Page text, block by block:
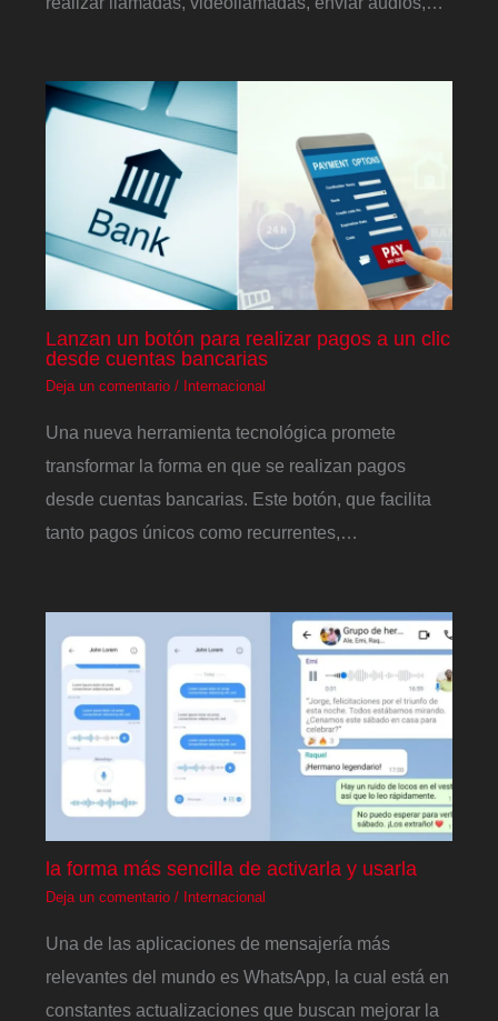
Lanzan un botón para realizar pagos a un clic
desde cuentas bancarias
Deja un comentario / Internacional
Una nueva herramienta tecnológica promete
transformar la forma en que se realizan pagos
desde cuentas bancarias. Este botón, que facilita
tanto pagos únicos como recurrentes,…
la forma más sencilla de activarla y usarla
Deja un comentario / Internacional
Una de las aplicaciones de mensajería más
relevantes del mundo es WhatsApp, la cual está en
constantes actualizaciones que buscan mejorar la